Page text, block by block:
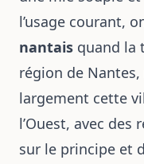
l’usage courant,
nantais quand la
région de
largement cette
l’Ouest, avec
sur le principe et